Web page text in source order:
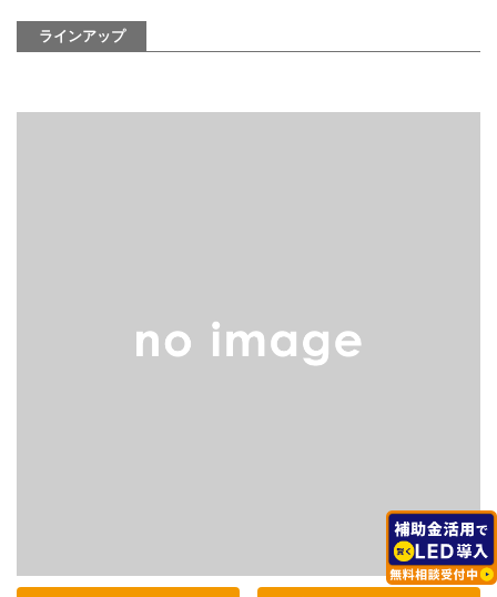
ラインアップ